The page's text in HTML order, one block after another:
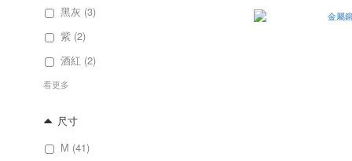
黑灰 (3)
紫 (2)
酒紅 (2)
看更多
尺寸
M (41)